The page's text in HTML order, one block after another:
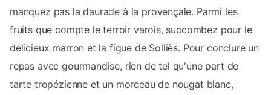
manquez pas la daurade à la provençale. Parmi les
fruits que compte le terroir varois, succombez pour le
délicieux marron et la figue de Solliès. Pour conclure un
repas avec gourmandise, rien de tel qu'une part de
tarte tropézienne et un morceau de nougat blanc,